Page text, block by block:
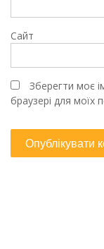
Сайт
Зберегти моє
браузері для моїх